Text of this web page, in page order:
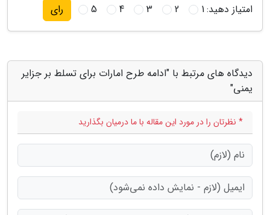
امتیاز دهید:1
2
3
4
5 رای
دیدگاه های مرتبط با "ادامه طرح امارات برای تسلط بر جزایر
یمنی"
* نظرتان را در مورد این مقاله با ما درمیان بگذارید